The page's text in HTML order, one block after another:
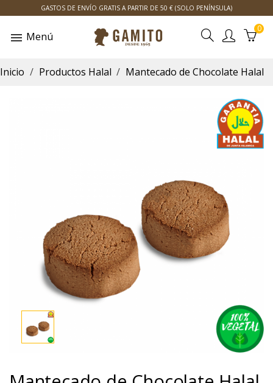
GASTOS DE ENVÍO GRATIS A PARTIR DE 50 € (SOLO PENÍNSULA)
Menú
0
Inicio Productos Halal Mantecado de Chocolate Halal